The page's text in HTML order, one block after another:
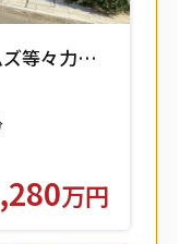
等々力レ
世田谷区
万円